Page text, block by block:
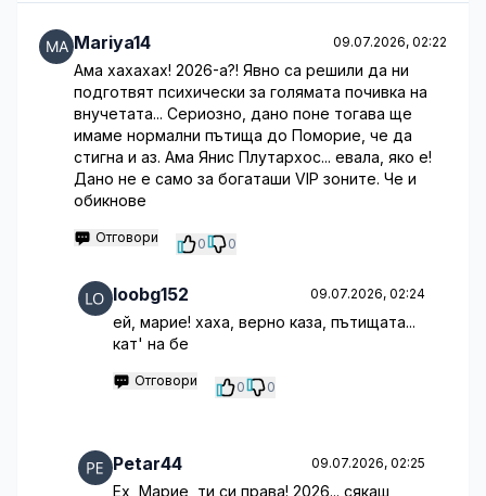
Mariya14 09.07.2026, 02:22
Ама хахахах! 2026-а?! Явно са решили да ни
подготвят психически за голямата почивка на
внучетата... Сериозно, дано поне тогава ще
имаме нормални пътища до Поморие, че да
стигна и аз. Ама Янис Плутархос... евала, яко е!
Дано не е само за богаташи VIP зоните. Че и
обикнове
Отговори 0 0
loobg152 09.07.2026, 02:24
ей, марие! хаха, верно каза, пътищата...
кат' на бе
Отговори 0 0
Petar44 09.07.2026, 02:25
Ех, Марие, ти си права! 2026... сякаш